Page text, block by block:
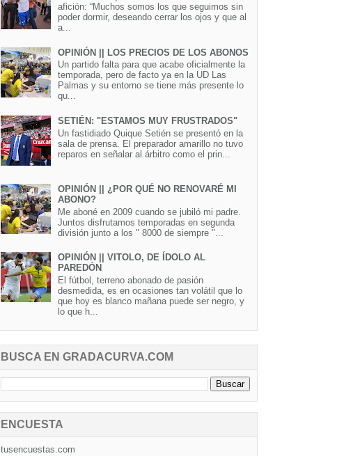
afición: “Muchos somos los que seguimos sin
poder dormir, deseando cerrar los ojos y que al
a...
OPINIÓN || LOS PRECIOS DE LOS ABONOS
Un partido falta para que acabe oficialmente la
temporada, pero de facto ya en la UD Las
Palmas y su entorno se tiene más presente lo
qu...
SETIÉN: "ESTAMOS MUY FRUSTRADOS"
Un fastidiado Quique Setién se presentó en la
sala de prensa. El preparador amarillo no tuvo
reparos en señalar al árbitro como el prin...
OPINIÓN || ¿POR QUÉ NO RENOVARÉ MI
ABONO?
Me aboné en 2009 cuando se jubiló mi padre.
Juntos disfrutamos temporadas en segunda
división junto a los " 8000 de siempre "...
OPINIÓN || VITOLO, DE ÍDOLO AL
PAREDÓN
El fútbol, terreno abonado de pasión
desmedida, es en ocasiones tan volátil que lo
que hoy es blanco mañana puede ser negro, y
lo que h...
BUSCA EN GRADACURVA.COM
ENCUESTA
tusencuestas.com